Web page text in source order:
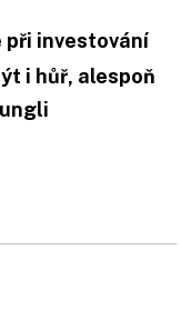
při investování
i hůř, alespoň